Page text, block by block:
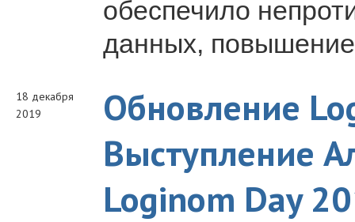
обеспечило
данных, повышение
18 декабря
2019
Обновление
Выступление
Loginom Day